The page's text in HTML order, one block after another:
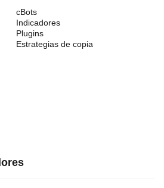
cBots
Indicadores
Plugins
Estrategias de copia